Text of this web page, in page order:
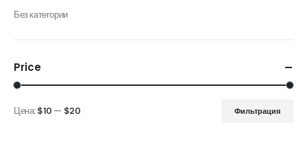
Без категории
Price
Фильтрация
Цена:$10 — $20